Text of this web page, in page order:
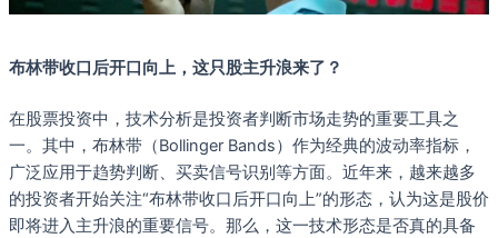
布林带收口后开口向上，这只股主升浪来了？
在股票投资中，技术分析是投资者判断市场走势的重要工具之
一。其中，布林带（Bollinger Bands）作为经典的波动率指标，
广泛应用于趋势判断、买卖信号识别等方面。近年来，越来越多
的投资者开始关注“布林带收口后开口向上”的形态，认为这是股价
即将进入主升浪的重要信号。那么，这一技术形态是否真的具备